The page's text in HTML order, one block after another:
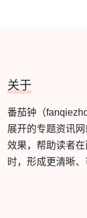
关于
番茄钟（
展开的专题资讯
效果，帮助读者
时，形成更清晰